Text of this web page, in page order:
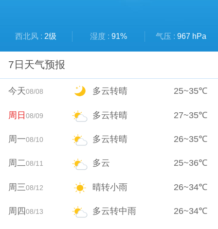
西北风 : 2级 湿度 : 91% 气压 : 967 hPa
7日天气预报
今天08/08 多云转晴 25~35℃
周日08/09 多云转晴 27~35℃
周一08/10 多云转晴 26~35℃
周二08/11 多云 25~36℃
周三08/12 晴转小雨 26~34℃
周四08/13 多云转中雨 26~34℃